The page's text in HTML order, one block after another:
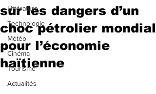
Littérature
Technologie
Météo
Cinéma
Tourisme
Actualités
sur les dangers d’un
choc pétrolier mondial
pour l’économie
haïtienne